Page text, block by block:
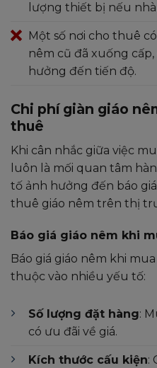
lượng thiết bị nếu
Một số nơi cho thuê
nêm cũ đã xuống
hưởng đến tiến độ.
Chi phí giàn giáo
thuê
Khi cân nhắc giữa việc
luôn là mối quan tâm
tố ảnh hưởng đến báo
thuê giáo nêm trên thị
Báo giá giáo nêm khi
Báo giá giáo nêm khi
thuộc vào nhiều yếu tố:
Số lượng đặt hàng:
có ưu đãi về giá.
Kích thước cấu kiện: